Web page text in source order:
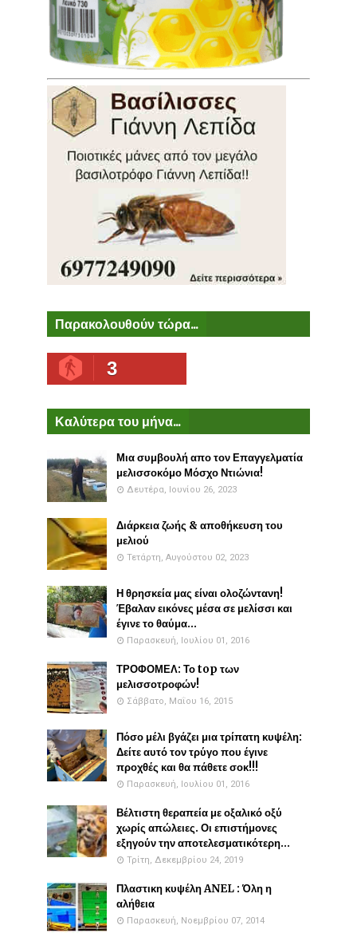
Παρακολουθούν τώρα...
3
Καλύτερα του μήνα...
Μια συμβουλή απο τον Επαγγελματία
μελισσοκόμο Μόσχο Ντιώνια!
Δευτέρα, Ιουνίου 26, 2023
Διάρκεια ζωής & αποθήκευση του
μελιού
Τετάρτη, Αυγούστου 02, 2023
Η θρησκεία μας είναι ολοζώντανη!
Έβαλαν εικόνες μέσα σε μελίσσι και
έγινε το θαύμα...
Παρασκευή, Ιουλίου 01, 2016
ΤΡΟΦΟΜΕΛ: Το top των
μελισσοτροφών!
Σάββατο, Μαΐου 16, 2015
Πόσο μέλι βγάζει μια τρίπατη κυψέλη:
Δείτε αυτό τον τρύγο που έγινε
προχθές και θα πάθετε σοκ!!!
Παρασκευή, Ιουλίου 01, 2016
Βέλτιστη θεραπεία με οξαλικό οξύ
χωρίς απώλειες. Οι επιστήμονες
εξηγούν την αποτελεσματικότερη...
Τρίτη, Δεκεμβρίου 24, 2019
Πλαστικη κυψέλη ANEL : Όλη η
αλήθεια
Παρασκευή, Νοεμβρίου 07, 2014